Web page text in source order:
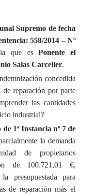
Supremo de fecha
558/2014 – Nº
que esPonente
el
Salas Carceller.
concedida
de reparación por parte
las cantidades
industrial?
de 1ª Instancia nº 7 de
la demanda
de propietarios
de 100.721,01 €,
presupuestada para
de reparación más el